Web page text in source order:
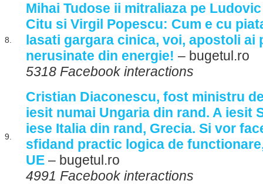
8.
Mihai Tudose ii mitraliaza pe
Citu si Virgil Popescu: Cum e cu
lasati gargara cinica, voi, apostoli ai
nerusinate din energie! – bugetul.ro
5318 Facebook interactions
9.
Cristian Diaconescu, fost ministru
iesit numai Ungaria din rand. A iesit
iese Italia din rand, Grecia. Si vor
sfidand practic logica de
UE – bugetul.ro
4991 Facebook interactions